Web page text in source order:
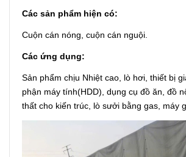
Các sản phẩm hiện có:
Cuộn cán nóng, cuộn cán nguội.
Các ứng dụng:
Sản phẩm chịu Nhiệt cao, lò hơi, thiết bị
phận máy tính(HDD), dụng cụ đồ ăn, đồ
thất cho kiến trúc, lò sưởi bằng gas, máy